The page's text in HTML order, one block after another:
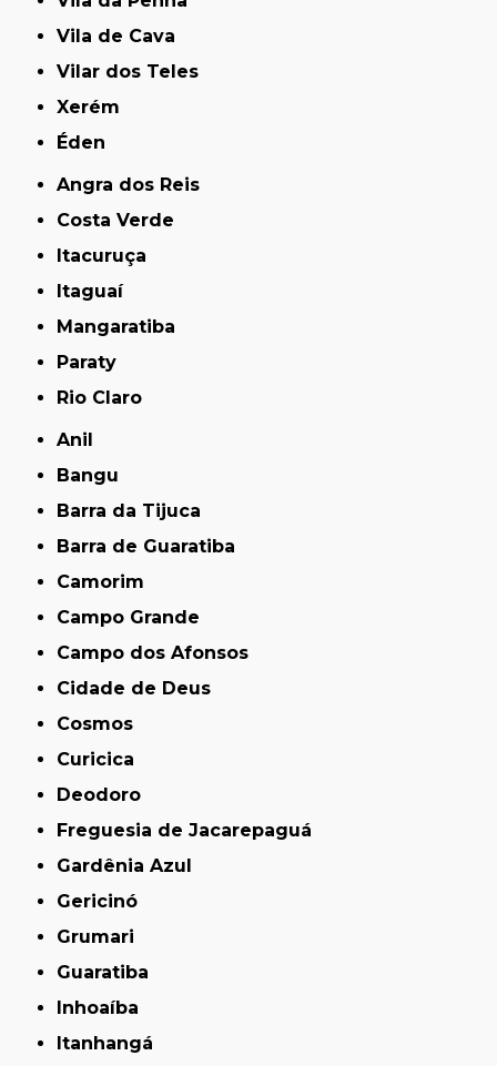
Vila de Cava
Vilar dos Teles
Xerém
Éden
Angra dos Reis
Costa Verde
Itacuruça
Itaguaí
Mangaratiba
Paraty
Rio Claro
Anil
Bangu
Barra da Tijuca
Barra de Guaratiba
Camorim
Campo Grande
Campo dos Afonsos
Cidade de Deus
Cosmos
Curicica
Deodoro
Freguesia de Jacarepaguá
Gardênia Azul
Gericinó
Grumari
Guaratiba
Inhoaíba
Itanhangá